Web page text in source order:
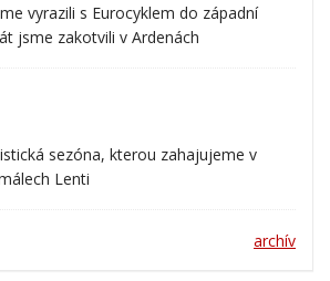
vyrazili s Eurocyklem do západní
jsme zakotvili v Ardenách
sezóna, kterou zahajujeme v
Lenti
archív